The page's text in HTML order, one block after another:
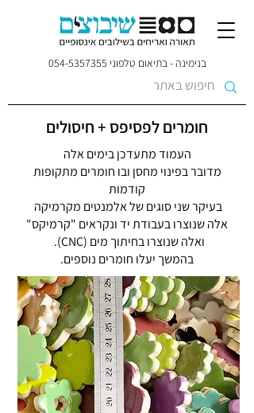
בנימינה - בתיאום טלפוני 054-5357355
חומרים לפסיפס + חיסולים
העמוד מתעדכן בימים אלה
מדובר בפינוי מחסן ובו חומרים מתקופות
קודמות
בעיקר שני סוגים של אלמנטים מקרמיקה
אלה שנוצרו בעבודת יד ונקראים "קרמיקס"
ואלה שנוצרו בחיתוך מים (CNC).
בהמשך יעלו חומרים נוספים.